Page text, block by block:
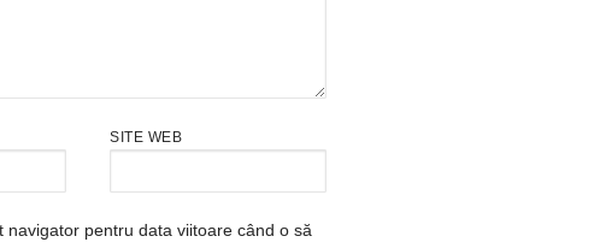
SITE WEB
pentru data viitoare când o să